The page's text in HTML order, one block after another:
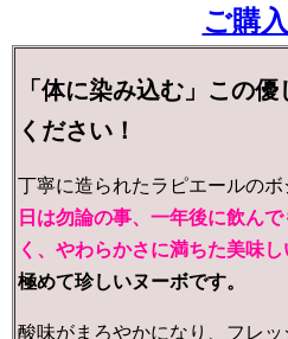
ご購
「体に染み込む」この
ください！
丁寧に造られたラピエールのボ
日は勿論の事、一年後に飲ん
く、やわらかさに満ちた美味
極めて珍しいヌーボです。
酸味がまろやかになり、フレ